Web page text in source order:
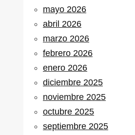
mayo 2026
abril 2026
marzo 2026
febrero 2026
enero 2026
diciembre 2025
noviembre 2025
octubre 2025
septiembre 2025